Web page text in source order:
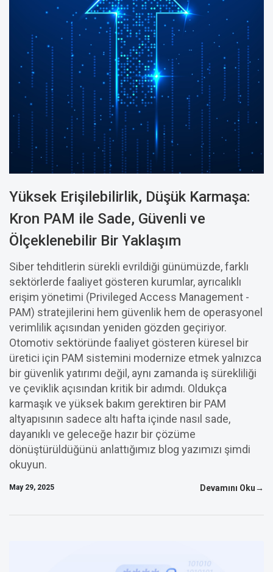
Yüksek Erişilebilirlik, Düşük Karmaşa:
Kron PAM ile Sade, Güvenli ve
Ölçeklenebilir Bir Yaklaşım
Siber tehditlerin sürekli evrildiği günümüzde, farklı
sektörlerde faaliyet gösteren kurumlar, ayrıcalıklı
erişim yönetimi (Privileged Access Management -
PAM) stratejilerini hem güvenlik hem de operasyonel
verimlilik açısından yeniden gözden geçiriyor.
Otomotiv sektöründe faaliyet gösteren küresel bir
üretici için PAM sistemini modernize etmek yalnızca
bir güvenlik yatırımı değil, aynı zamanda iş sürekliliği
ve çeviklik açısından kritik bir adımdı. Oldukça
karmaşık ve yüksek bakım gerektiren bir PAM
altyapısının sadece altı hafta içinde nasıl sade,
dayanıklı ve geleceğe hazır bir çözüme
dönüştürüldüğünü anlattığımız blog yazımızı şimdi
okuyun.
May 29, 2025 Devamını Oku→